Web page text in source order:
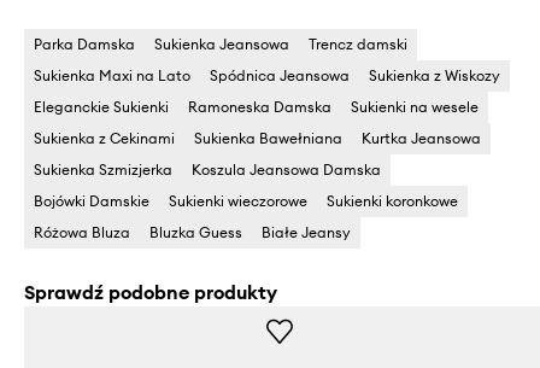
Parka Damska Sukienka Jeansowa
Trencz damski
Sukienka Maxi na Lato
Spódnica Jeansowa
Sukienka z Wiskozy
Eleganckie Sukienki
Ramoneska Damska
Sukienki na wesele
Sukienka z Cekinami
Sukienka Bawełniana
Kurtka Jeansowa
Sukienka Szmizjerka
Koszula Jeansowa Damska
Bojówki Damskie
Sukienki wieczorowe
Sukienki koronkowe
Różowa Bluza
Bluzka Guess Białe Jeansy
Sprawdź podobne produkty